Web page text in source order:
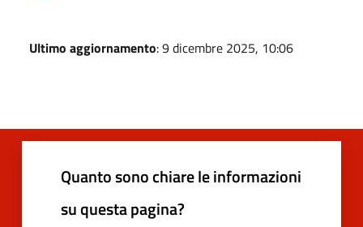
Ultimo aggiornamento: 9 dicembre 2025, 10:06
Quanto sono chiare le informazioni
su questa pagina?